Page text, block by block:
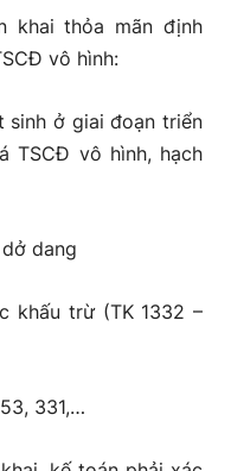
khai thỏa mãn định
vô hình:
sinh ở giai đoạn triển
TSCĐ vô hình, hạch
dang
khấu trừ (TK 1332 –
331,…